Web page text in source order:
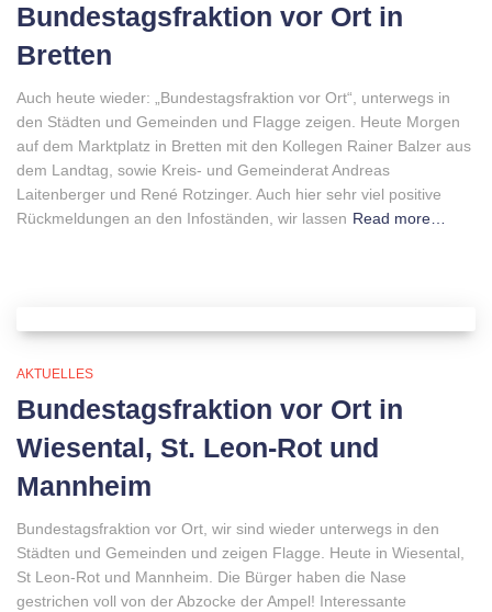
Bundestagsfraktion vor Ort in
Bretten
Auch heute wieder: „Bundestagsfraktion vor Ort“, unterwegs in
den Städten und Gemeinden und Flagge zeigen. Heute Morgen
auf dem Marktplatz in Bretten mit den Kollegen Rainer Balzer aus
dem Landtag, sowie Kreis- und Gemeinderat Andreas
Laitenberger und René Rotzinger. Auch hier sehr viel positive
Rückmeldungen an den Infoständen, wir lassen Read more…
AKTUELLES
Bundestagsfraktion vor Ort in
Wiesental, St. Leon-Rot und
Mannheim
Bundestagsfraktion vor Ort, wir sind wieder unterwegs in den
Städten und Gemeinden und zeigen Flagge. Heute in Wiesental,
St Leon-Rot und Mannheim. Die Bürger haben die Nase
gestrichen voll von der Abzocke der Ampel! Interessante